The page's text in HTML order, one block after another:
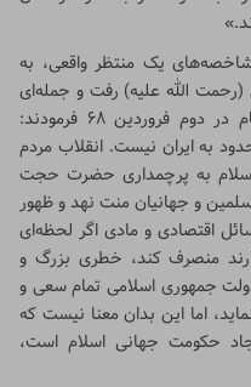
یک منتظر واقعی، به
الله علیه) رفت و جمله‌ای
از رهبر کبیر انقلاب را بازگو کرد. «امام در دوم فروردین ۶۸ فرمودند:
به ایران نیست. انقلاب مردم
به پرچمداری حضرت حجت
و جهانیان منت نهد و ظهور
اقتصادی و مادی اگر لحظه‌ای
منصرف کند، خطری بزرگ و
جمهوری اسلامی تمام سعی و
اما این بدان معنا نیست که
حکومت جهانی اسلام است،